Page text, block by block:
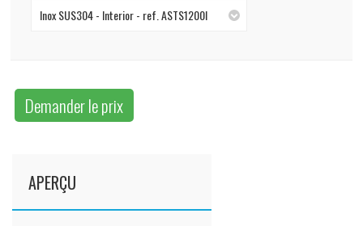
Inox SUS304 - Interior - ref. ASTS1200I
Demander le prix
APERÇU